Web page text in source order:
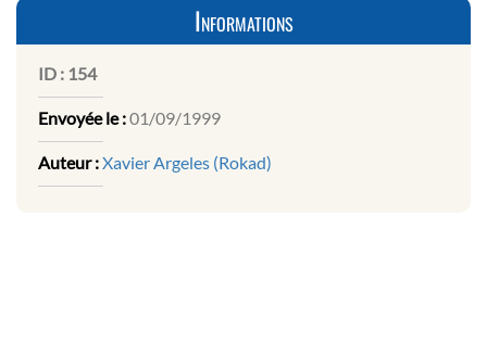
Informations
ID : 154
Envoyée le :01/09/1999
Auteur :Xavier Argeles (Rokad)